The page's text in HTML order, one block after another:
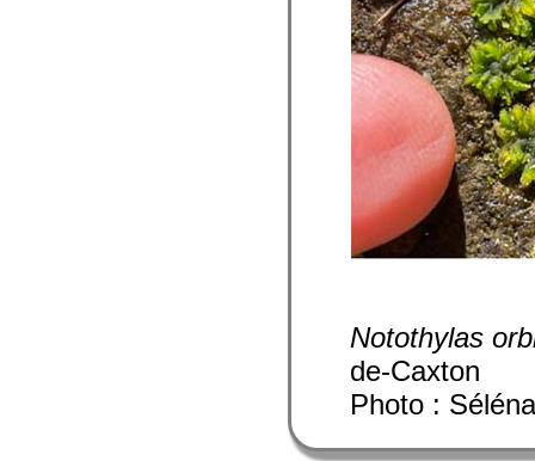
Notothylas
de-Caxton
Photo :